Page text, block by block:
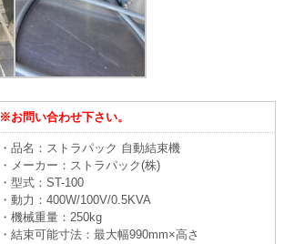
※お問い合わせ下さい。
・品名：ストラパック 自動結束機
・メーカー：ストラパック(株)
・型式：ST-100
・動力：400W/100V/0.5KVA
・機械重量：250kg
・結束可能寸法：最大幅990mm×高さ